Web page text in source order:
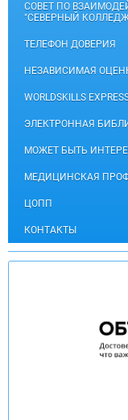
СОВЕТ ПО
"СЕВЕРНЫЙ
ТЕЛЕФОН ДОВЕРИЯ
НЕЗАВИСИМАЯ
WORLDSKILLS
ЭЛЕКТРОННАЯ
МОЖЕТ БЫТЬ
МЕДИЦИНСКАЯ
ЦОПП
КОНТАКТЫ